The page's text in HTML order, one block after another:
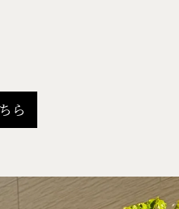
ら